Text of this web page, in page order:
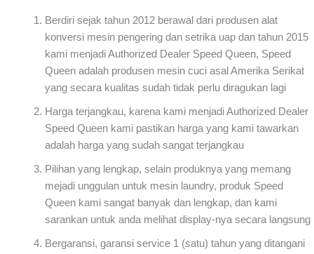
Berdiri sejak tahun 2012 berawal dari produsen alat
konversi mesin pengering dan setrika uap dan tahun 2015
kami menjadi Authorized Dealer Speed Queen, Speed
Queen adalah produsen mesin cuci asal Amerika Serikat
yang secara kualitas sudah tidak perlu diragukan lagi
Harga terjangkau, karena kami menjadi Authorized Dealer
Speed Queen kami pastikan harga yang kami tawarkan
adalah harga yang sudah sangat terjangkau
Pilihan yang lengkap, selain produknya yang memang
mejadi unggulan untuk mesin laundry, produk Speed
Queen kami sangat banyak dan lengkap, dan kami
sarankan untuk anda melihat display-nya secara langsung
Bergaransi, garansi service 1 (satu) tahun yang ditangani